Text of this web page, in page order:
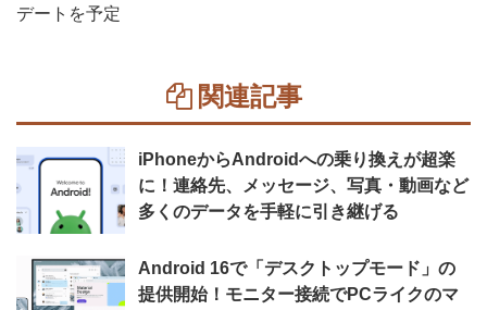
デートを予定
関連記事
iPhoneからAndroidへの乗り換えが超楽
に！連絡先、メッセージ、写真・動画など
多くのデータを手軽に引き継げる
Android 16で「デスクトップモード」の
提供開始！モニター接続でPCライクのマ